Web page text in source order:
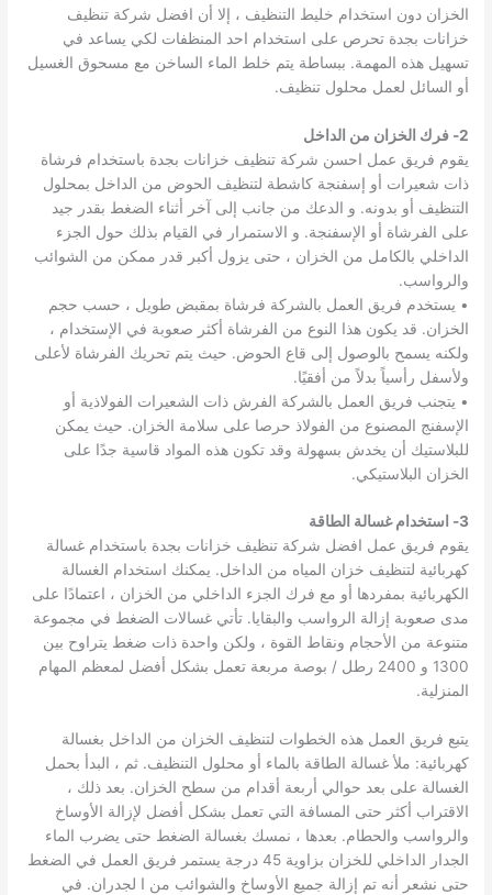
الخزان دون استخدام خليط التنظيف ، إلا أن افضل شركة تنظيف
خزانات بجدة تحرص على استخدام احد المنظفات لكي يساعد في
تسهيل هذه المهمة. ببساطة يتم خلط الماء الساخن مع مسحوق الغسيل
أو السائل لعمل محلول تنظيف.
2- فرك الخزان من الداخل
يقوم فريق عمل احسن شركة تنظيف خزانات بجدة باستخدام فرشاة
ذات شعيرات أو إسفنجة كاشطة لتنظيف الحوض من الداخل بمحلول
التنظيف أو بدونه. و الدعك من جانب إلى آخر أثناء الضغط بقدر جيد
على الفرشاة أو الإسفنجة. و الاستمرار في القيام بذلك حول الجزء
الداخلي بالكامل من الخزان ، حتى يزول أكبر قدر ممكن من الشوائب
والرواسب.
• يستخدم فريق العمل بالشركة فرشاة بمقبض طويل ، حسب حجم
الخزان. قد يكون هذا النوع من الفرشاة أكثر صعوبة في الإستخدام ،
ولكنه يسمح بالوصول إلى قاع الحوض. حيث يتم تحريك الفرشاة لأعلى
ولأسفل رأسياً بدلاً من أفقيًا.
• يتجنب فريق العمل بالشركة الفرش ذات الشعيرات الفولاذية أو
الإسفنج المصنوع من الفولاذ حرصا على سلامة الخزان. حيث يمكن
للبلاستيك أن يخدش بسهولة وقد تكون هذه المواد قاسية جدًا على
الخزان البلاستيكي.
3- استخدام غسالة الطاقة
يقوم فريق عمل افضل شركة تنظيف خزانات بجدة باستخدام غسالة
كهربائية لتنظيف خزان المياه من الداخل. يمكنك استخدام الغسالة
الكهربائية بمفردها أو مع فرك الجزء الداخلي من الخزان ، اعتمادًا على
مدى صعوبة إزالة الرواسب والبقايا. تأتي غسالات الضغط في مجموعة
متنوعة من الأحجام ونقاط القوة ، ولكن واحدة ذات ضغط يتراوح بين
1300 و 2400 رطل / بوصة مربعة تعمل بشكل أفضل لمعظم المهام
المنزلية.
يتبع فريق العمل هذه الخطوات لتنظيف الخزان من الداخل بغسالة
كهربائية: ملأ غسالة الطاقة بالماء أو محلول التنظيف. ثم ، البدأ بحمل
الغسالة على بعد حوالي أربعة أقدام من سطح الخزان. بعد ذلك ،
الاقتراب أكثر حتى المسافة التي تعمل بشكل أفضل لإزالة الأوساخ
والرواسب والحطام. بعدها ، نمسك بغسالة الضغط حتى يضرب الماء
الجدار الداخلي للخزان بزاوية 45 درجة يستمر فريق العمل في الضغط
حتى نشعر أنه تم إزالة جميع الأوساخ والشوائب من ا لجدران. في